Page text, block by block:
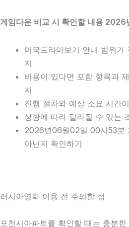
게임다운 비교 시 확인할 내용
미국드라마보기 안내 범위가
지
비용이 있다면 포함 항목과
지
진행 절차와 예상 소요 시간
상황에 따라 달라질 수 있는
2026년06월02일 00시53분
아닌지 확인하기
러시아영화 이용 전 주의할 점
포천시아파트를 확인할 때는 충분